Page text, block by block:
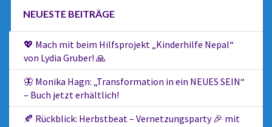
NEUESTE BEITRÄGE
💖 Mach mit beim Hilfsprojekt „Kinderhilfe Nepal“
von Lydia Gruber! 🙏
🦋 Monika Hagn: „Transformation in ein NEUES SEIN“
– Buch jetzt erhältlich!
🍂 Rückblick: Herbstbeat – Vernetzungsparty 🎉 mit